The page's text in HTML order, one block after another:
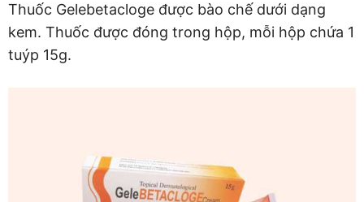
Thuốc Gelebetacloge được bào chế dưới dạng
kem. Thuốc được đóng trong hộp, mỗi hộp chứa 1
tuýp 15g.